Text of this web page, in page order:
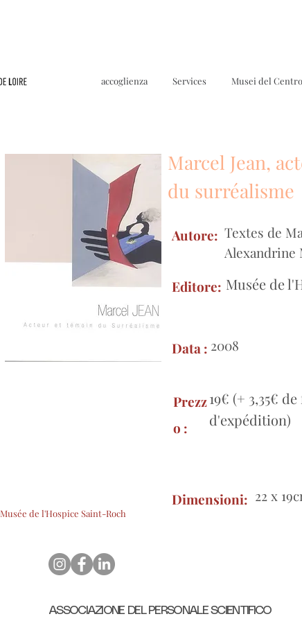
accoglienza Services Musei del Centro
Marcel Jean,
du surréalisme
Autore: Textes de
Alexandrine
Musée de
Editore:
2008
Data :
19€ (+ 3,35€
d'expédition)
Prezz
o :
Musée de l'Hospice Saint-Roch
22 x
Dimensioni:
ASSOCIAZIONE DEL PERSONALE SCIENTIFICO